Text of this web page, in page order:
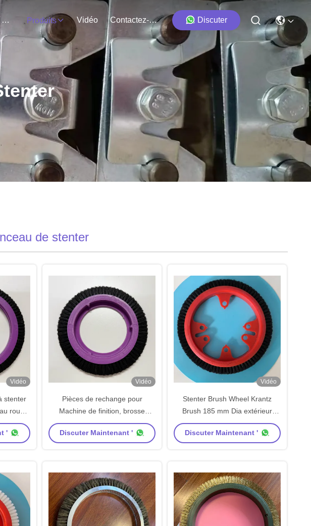
À Propos De Nous Produits Vidéo Contactez-Nous Discuter
de stenter
Vidéo
stenter
roue
220
'
Vidéo
Pièces de rechange pour
Machine de finition, brosse
Stenter Bruckner, petite roue de
brosse, corps violet, poils de
Discuter Maintenant '
Vidéo
Stenter Brush Wheel Krantz
Brush 185 mm Dia extérieur
Couleur rouge Corps Noir Brille
20 mm Largeur
Discuter Maintenant '